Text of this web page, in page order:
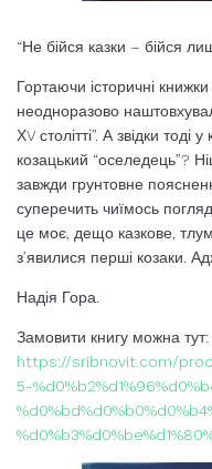
“Не бійся казки – бійся
Гортаючи історичні книжки
неодноразово
ХV столітті”. А звідки
козацький “оселедець”?
завжди грунтовне
суперечить чиїмось
це моє, дещо казкове,
з’явилися перші козаки.
Надія Гора.
Замовити книгу можна тут:
https://sribnovit.com/
5-